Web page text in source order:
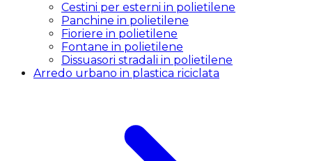
Cestini per esterni in polietilene
Panchine in polietilene
Fioriere in polietilene
Fontane in polietilene
Dissuasori stradali in polietilene
Arredo urbano in plastica riciclata